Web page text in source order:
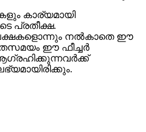
കാര്യമായി
പ്രതീക്ഷ.
നല്‍കാതെ ഈ
ഈ ഫീച്ചര്‍